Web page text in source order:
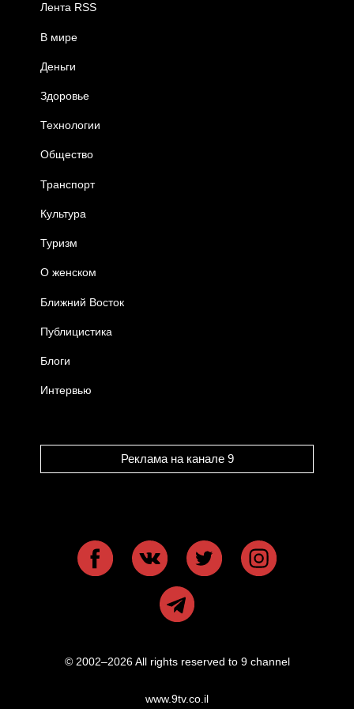
Лента RSS
В мире
Деньги
Здоровье
Технологии
Общество
Транспорт
Культура
Туризм
О женском
Ближний Восток
Публицистика
Блоги
Интервью
Реклама на канале 9
© 2002–2026 All rights reserved to 9 channel
www.9tv.co.il